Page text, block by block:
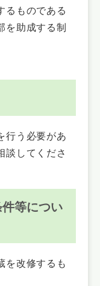
るものである
を助成する制
行う必要があ
談してくださ
等につい
を改修するも